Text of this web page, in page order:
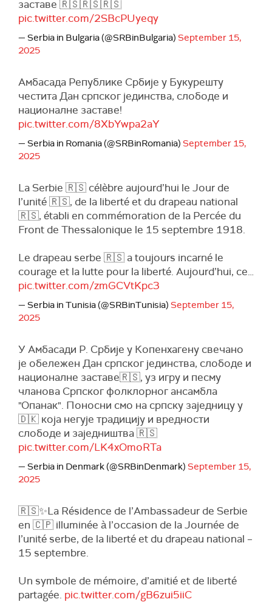
заставе 🇷🇸🇷🇸🇷🇸
pic.twitter.com/2SBcPUyeqy
— Serbia in Bulgaria (@SRBinBulgaria) September 15,
2025
Амбасада Републике Србије у Букурешту
честита Дан српског јединства, слободе и
националне заставе!
pic.twitter.com/8XbYwpa2aY
— Serbia in Romania (@SRBinRomania) September 15,
2025
La Serbie 🇷🇸 célèbre aujourd’hui le Jour de
l’unité 🇷🇸, de la liberté et du drapeau national
🇷🇸, établi en commémoration de la Percée du
Front de Thessalonique le 15 septembre 1918.
Le drapeau serbe 🇷🇸 a toujours incarné le
courage et la lutte pour la liberté. Aujourd’hui, ce…
pic.twitter.com/zmGCVtKpc3
— Serbia in Tunisia (@SRBinTunisia) September 15,
2025
У Амбасади Р. Србије у Копенхагену свечано
је обележен Дан српског јединства, слободе и
националне заставе🇷🇸, уз игру и песму
чланова Српског фолклорног ансамбла
"Опанак". Поносни смо на српску заједницу у
🇩🇰 која негује традицију и вредности
слободе и заједништва 🇷🇸
pic.twitter.com/LK4xOmoRTa
— Serbia in Denmark (@SRBinDenmark) September 15,
2025
🇷🇸✨La Résidence de l’Ambassadeur de Serbie
en 🇨🇵 illuminée à l’occasion de la Journée de
l’unité serbe, de la liberté et du drapeau national –
15 septembre.
Un symbole de mémoire, d’amitié et de liberté
partagée. pic.twitter.com/gB6zui5iiC